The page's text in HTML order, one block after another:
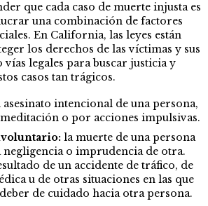
que cada caso de muerte injusta es
una combinación de factores
En California, las leyes están
los derechos de las víctimas y sus
legales para buscar justicia y
casos tan trágicos.
asesinato intencional de una persona,
o por acciones impulsivas.
la muerte de una persona
negligencia o imprudencia de otra.
de un accidente de tráfico, de
u de otras situaciones en las que
de cuidado hacia otra persona.